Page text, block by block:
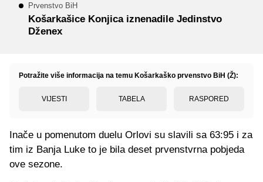
Prvenstvo BiH
Košarkašice Konjica iznenadile Jedinstvo
Dženex
Potražite više informacija na temu Košarkaško prvenstvo BiH (Ž):
VIJESTI TABELA RASPORED
Inače u pomenutom duelu Orlovi su slavili sa 63:95 i za
tim iz Banja Luke to je bila deset prvenstvrna pobjeda
ove sezone.